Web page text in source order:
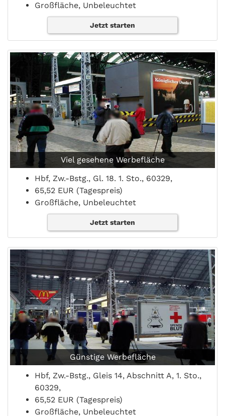
Großfläche, Unbeleuchtet
Jetzt starten
Viel gesehene Werbefläche
Hbf, Zw.-Bstg., Gl. 18. 1. Sto., 60329,
65,52 EUR (Tagespreis)
Großfläche, Unbeleuchtet
Jetzt starten
Günstige Werbefläche
Hbf, Zw.-Bstg., Gleis 14, Abschnitt A, 1. Sto.,
60329,
65,52 EUR (Tagespreis)
Großfläche, Unbeleuchtet